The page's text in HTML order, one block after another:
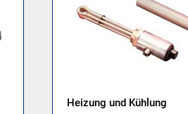
Heizung und Kühlung